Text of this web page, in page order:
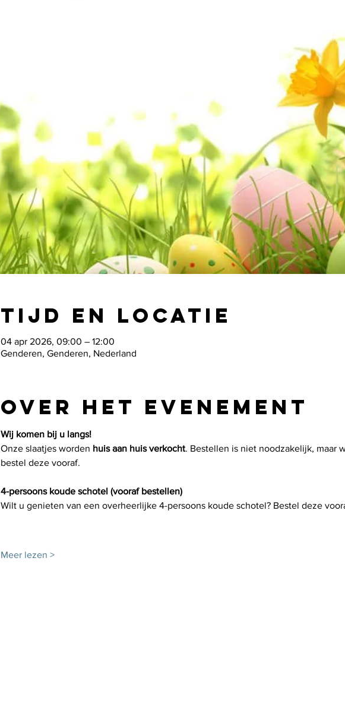
Tijd en locatie
04 apr 2026, 09:00 – 12:00
Genderen, Genderen, Nederland
Over het evenement
Wij komen bij u langs!
Onze slaatjes worden huis aan huis verkocht. Bestellen is niet noodzakelijk, maar
bestel deze vooraf.
4-persoons koude schotel (vooraf bestellen)
Wilt u genieten van een overheerlijke 4-persoons koude schotel? Bestel deze
Meer lezen >